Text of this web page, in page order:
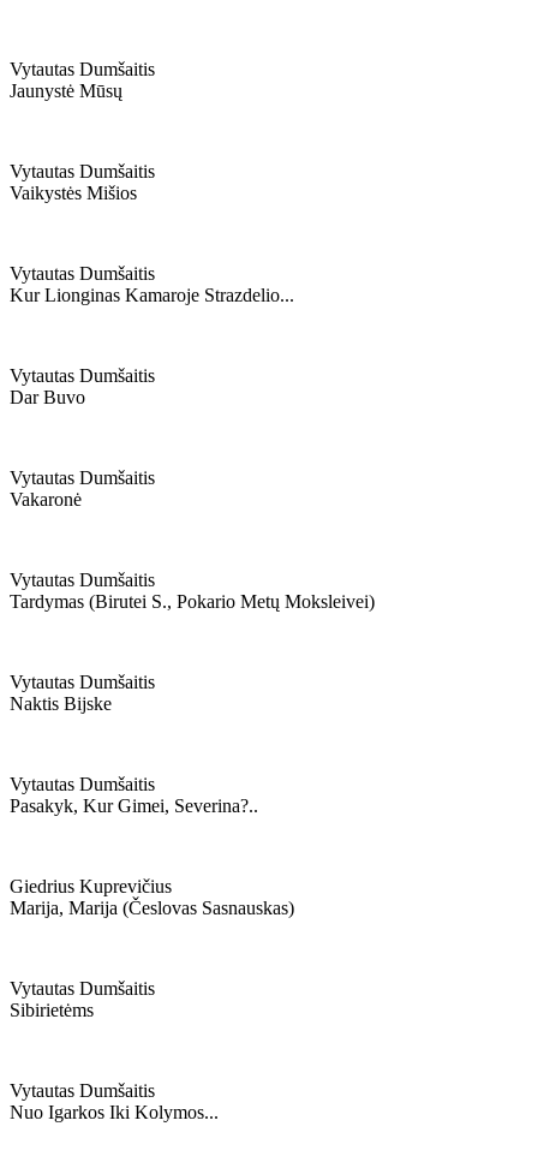
Vytautas Dumšaitis
Jaunystė Mūsų
Vytautas Dumšaitis
Vaikystės Mišios
Vytautas Dumšaitis
Kur Lionginas Kamaroje Strazdelio...
Vytautas Dumšaitis
Dar Buvo
Vytautas Dumšaitis
Vakaronė
Vytautas Dumšaitis
Tardymas (birutei S., Pokario Metų Moksleivei)
Vytautas Dumšaitis
Naktis Bijske
Vytautas Dumšaitis
Pasakyk, Kur Gimei, Severina?..
Giedrius Kuprevičius
Marija, Marija (česlovas Sasnauskas)
Vytautas Dumšaitis
Sibirietėms
Vytautas Dumšaitis
Nuo Igarkos Iki Kolymos...